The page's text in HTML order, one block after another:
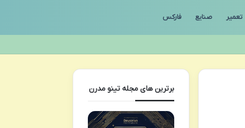
تعمیر صنایع فارکس
برترین های مجله تینو مدرن